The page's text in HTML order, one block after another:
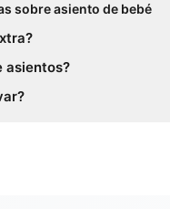
sobre asiento de bebé
asientos?